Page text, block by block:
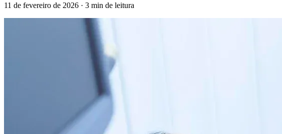
11 de fevereiro de 2026 · 3 min de leitura